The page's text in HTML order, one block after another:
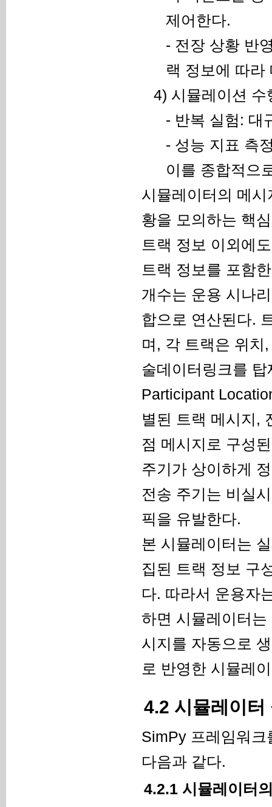
제어한다.
- 전장 상황 반
랙 정보에 따라
4) 시뮬레이션
- 반복 실험: 대
- 성능 지표 측
이를 종합적으
시뮬레이터의 메
황을 모의하는 핵
트랙 정보 이외에
트랙 정보를 포함
개수는 운용 시나
합으로 연산된다.
며, 각 트랙은 위치
술데이터링크를
Participant
별된 트랙 메시지,
점 메시지로 구성
주기가 상이하게
전송 주기는 비실
픽을 유발한다.
본 시뮬레이터는
집된 트랙 정보 구
다. 따라서 운용자
하면 시뮬레이터
시지를 자동으로
로 반영한 시뮬레
4.2 시뮬레이터
SimPy 프레임워
다음과 같다.
4.2.1 시뮬레이터